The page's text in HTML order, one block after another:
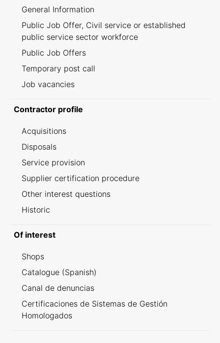
General Information
Public Job Offer, Civil service or established
public service sector workforce
Public Job Offers
Temporary post call
Job vacancies
Contractor profile
Acquisitions
Disposals
Service provision
Supplier certification procedure
Other interest questions
Historic
Of interest
Shops
Catalogue (Spanish)
Canal de denuncias
Certificaciones de Sistemas de Gestión
Homologados